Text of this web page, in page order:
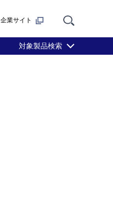
企業サイト
対象製品検索